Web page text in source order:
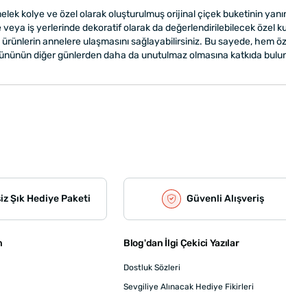
kolye ve özel olarak oluşturulmuş orijinal çiçek buketinin
iş yerlerinde dekoratif olarak da değerlendirilebilecek özel
annelere ulaşmasını sağlayabilirsiniz. Bu sayede, hem
diğer günlerden daha da unutulmaz olmasına katkıda
Şık Hediye Paketi Güvenli Alışveriş
Blog'dan İlgi Çekici Yazılar
Dostluk Sözleri
Sevgiliye Alınacak Hediye Fikirleri